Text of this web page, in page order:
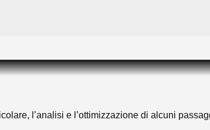
l’analisi e l’ottimizzazione di alcuni